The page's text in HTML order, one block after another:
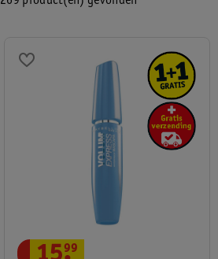
99